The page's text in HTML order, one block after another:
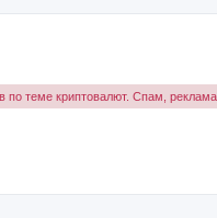
по теме криптовалют. Спам,